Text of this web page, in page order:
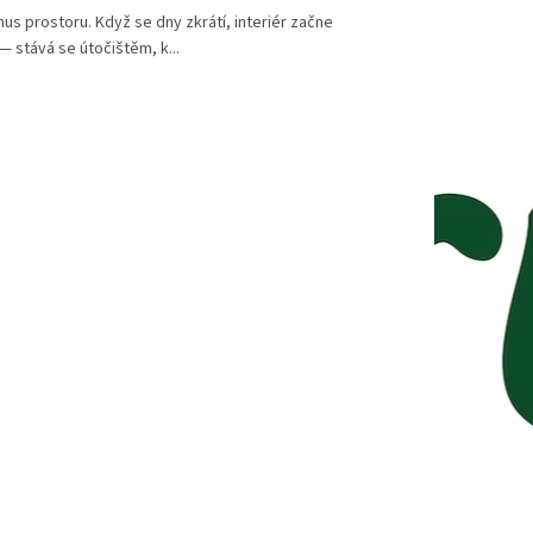
prostoru. Když se dny zkrátí, interiér začne
stává se útočištěm, k...